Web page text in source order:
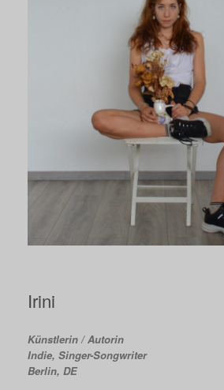
Irini
Künstlerin / Autorin
Indie, Singer-Songwriter
Berlin, DE